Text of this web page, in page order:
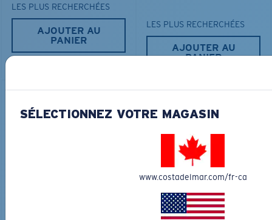
LES PLUS RECHERCHÉES
AJOUTER AU
PANIER
LES PLUS RECHERCHÉES
AJOUTER AU
PANIER
SCUBA FLEECE HOODY
115,00 $
SÉLECTIONNEZ VOTRE MAGASIN
www.costadelmar.com/fr-ca